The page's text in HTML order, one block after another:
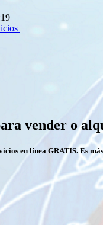
vender o
en línea GRATIS. Es